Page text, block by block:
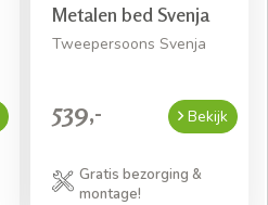
Metalen bed Svenja
Tweepersoons Svenja
539,- Bekijk
Gratis bezorging &
montage!